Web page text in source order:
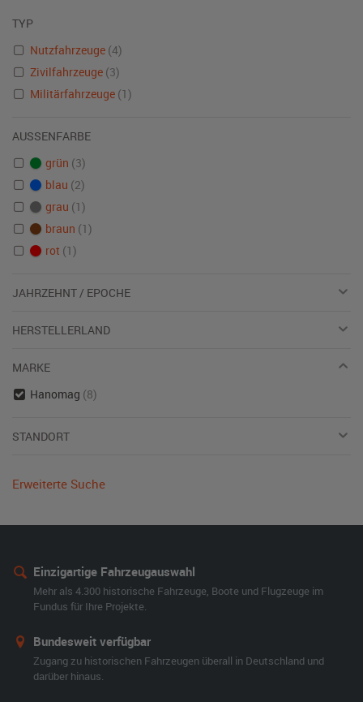
TYP
Nutzfahrzeuge (4)
Zivilfahrzeuge (3)
Militärfahrzeuge (1)
AUSSENFARBE
grün (3)
blau (2)
grau (1)
braun (1)
rot (1)
JAHRZEHNT / EPOCHE
HERSTELLERLAND
MARKE
Hanomag (8)
STANDORT
Erweiterte Suche
Einzigartige Fahrzeugauswahl
Mehr als 4.300 historische Fahrzeuge, Boote und Flugzeuge im
Fundus für Ihre Projekte.
Bundesweit verfügbar
Zugang zu historischen Fahrzeugen überall in Deutschland und
darüber hinaus.